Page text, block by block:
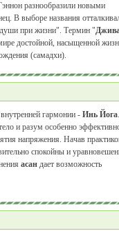
разнообразили новыми
В выборе названия
души при жизни". Термин "
достойной, насыщенной
(самадхи).
гармонии - Инь Йога
и разум особенно
напряжения. Начав
спокойны и
асандает возможность